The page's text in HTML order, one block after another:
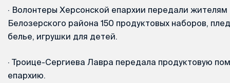
· Волонтеры Херсонской епархии передали жителям
Белозерского района 150 продуктовых наборов,
белье, игрушки для детей.
· Троице-Сергиева Лавра передала продуктовую
епархию.